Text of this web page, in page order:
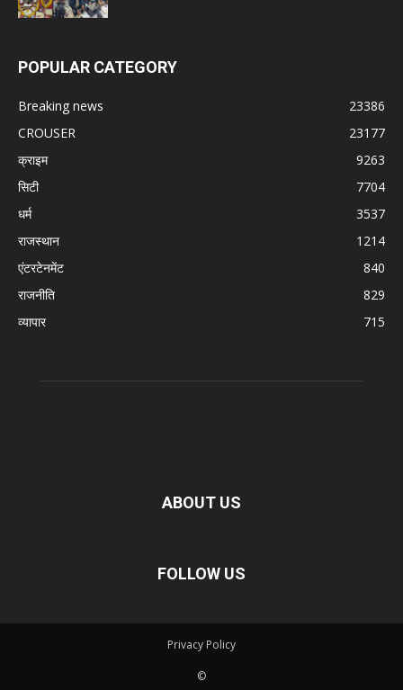
POPULAR CATEGORY
Breaking news
23386
CROUSER
23177
क्राइम
9263
सिटी
7704
धर्म
3537
राजस्थान
1214
एंटरटेनमेंट
840
राजनीति
829
व्यापार
715
ABOUT US
FOLLOW US
Privacy Policy
©